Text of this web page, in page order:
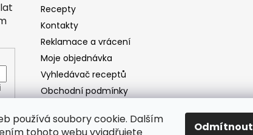
používá soubory cookie. Dalším
Odmítnout
Recepty
Kontakty
Reklamace a vrácení
Moje objednávka
Vyhledávač receptů
Obchodní podmínky
Zpětný odběr baterií a elektrozařízení